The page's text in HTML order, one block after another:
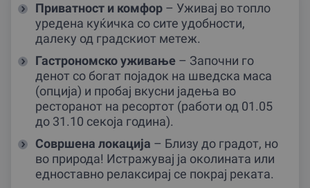
Приватност и комфор – Уживај во топло
уредена куќичка со сите удобности,
далеку од градскиот метеж.
Гастрономско уживање – Започни го
денот со богат појадок на шведска маса
(опциjа) и пробај вкусни јадења во
ресторанот на ресортот (работи од 01.05
до 31.10 секоја година).
Совршена локација – Близу до градот, но
во природа! Истражувај ја околината или
едноставно релаксирај се покрај реката.